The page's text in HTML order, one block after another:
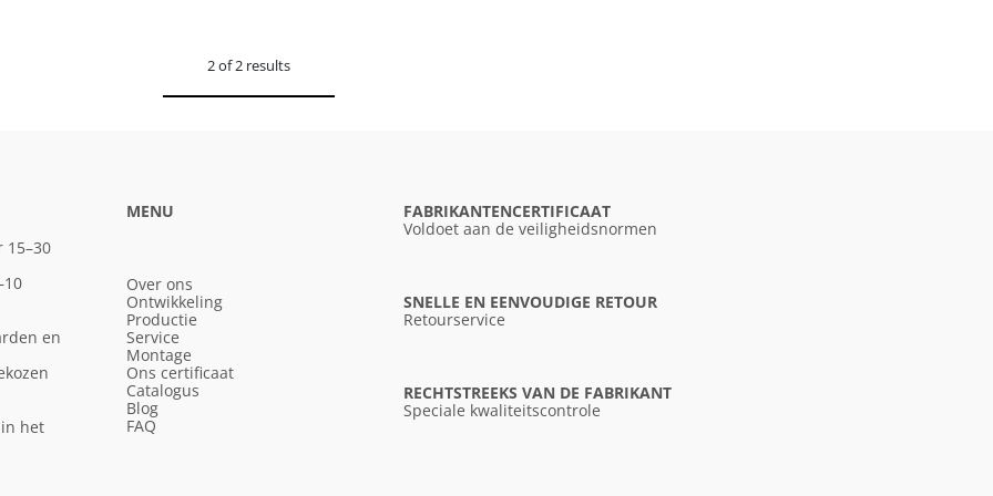
2 of 2 results
15–30
en
in het
MENU
Over ons
Ontwikkeling
Productie
Service
Montage
Ons certificaat
Catalogus
Blog
FAQ
FABRIKANTENCERTIFICAAT
Voldoet aan de veiligheidsnormen
SNELLE EN EENVOUDIGE RETOUR
Retourservice
RECHTSTREEKS VAN DE FABRIKANT
Speciale kwaliteitscontrole